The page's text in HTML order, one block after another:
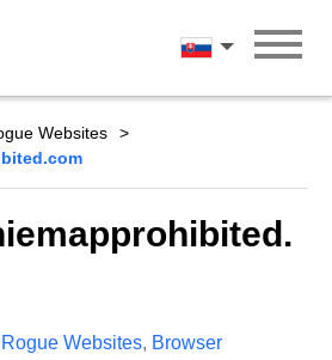
Slovenčina
Websites
Rogue Websites, Browser